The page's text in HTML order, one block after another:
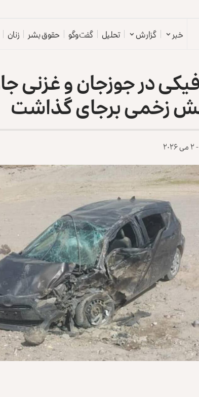
خبر گزارش تحلیل گفت‌وگو حقوق بشر زنان
در جوزجان‌ و غزنی
زخمی برجای گذاشت